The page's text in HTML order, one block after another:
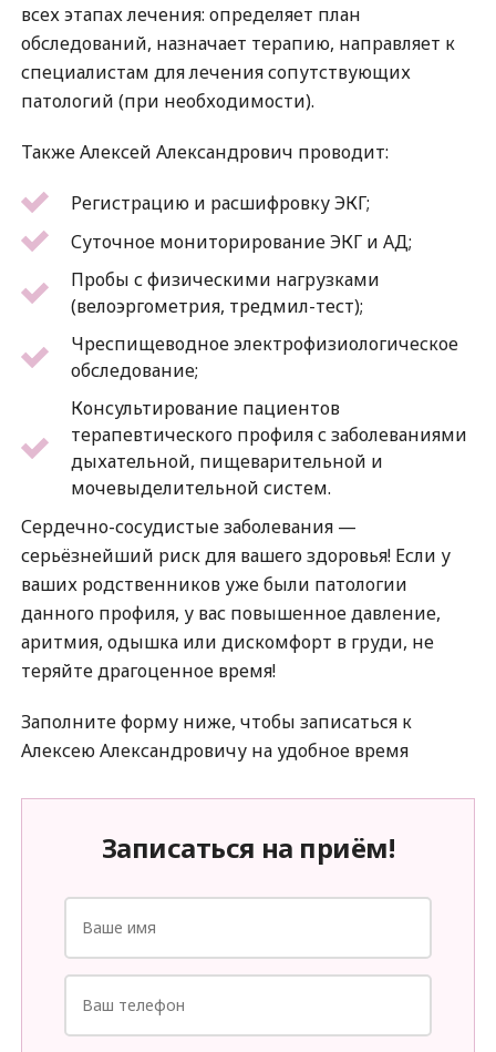
всех этапах лечения: определяет план
обследований, назначает терапию, направляет к
специалистам для лечения сопутствующих
патологий (при необходимости).
Также Алексей Александрович проводит:
Регистрацию и расшифровку ЭКГ;
Суточное мониторирование ЭКГ и АД;
Пробы с физическими нагрузками
(велоэргометрия, тредмил-тест);
Чреспищеводное электрофизиологическое
обследование;
Консультирование пациентов
терапевтического профиля с заболеваниями
дыхательной, пищеварительной и
мочевыделительной систем.
Сердечно-сосудистые заболевания —
серьёзнейший риск для вашего здоровья! Если у
ваших родственников уже были патологии
данного профиля, у вас повышенное давление,
аритмия, одышка или дискомфорт в груди, не
теряйте драгоценное время!
Заполните форму ниже, чтобы записаться к
Алексею Александровичу на удобное время
Записаться на приём!